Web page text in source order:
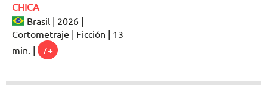
CHICA
Brasil | 2026 |
Cortometraje | Ficción | 13
min. |
7+